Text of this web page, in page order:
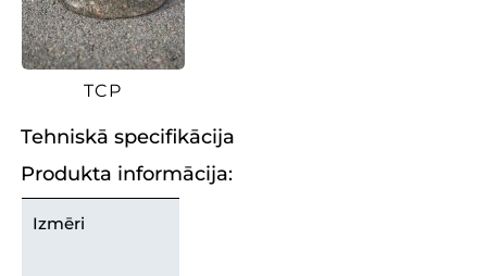
TCP
Tehniskā specifikācija
Produkta informācija:
Izmēri